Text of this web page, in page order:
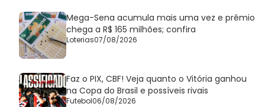
Mega-Sena acumula mais uma vez e prêmio
chega a R$ 165 milhões; confira
Loterias07/08/2026
Faz o PIX, CBF! Veja quanto o Vitória ganhou
na Copa do Brasil e possíveis rivais
Futebol06/08/2026